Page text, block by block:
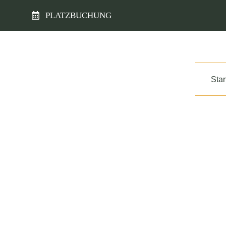
springen
PLATZBUCHUNG